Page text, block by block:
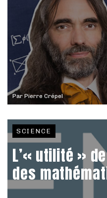
ParPierre Crépel
SCIENCE
L’« utilité »
des